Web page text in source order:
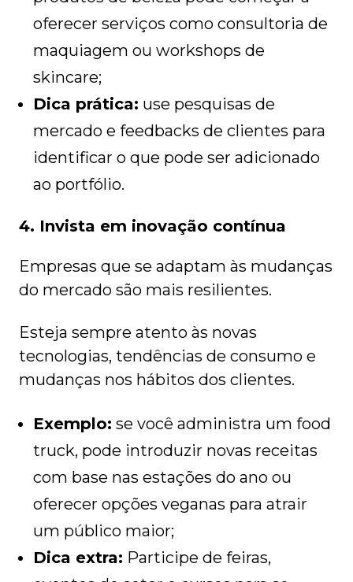
oferecer serviços como consultoria de
maquiagem ou workshops de
skincare;
Dica prática: use pesquisas de
mercado e feedbacks de clientes para
identificar o que pode ser adicionado
ao portfólio.
4. Invista em inovação contínua
Empresas que se adaptam às mudanças
do mercado são mais resilientes.
Esteja sempre atento às novas
tecnologias, tendências de consumo e
mudanças nos hábitos dos clientes.
Exemplo: se você administra um food
truck, pode introduzir novas receitas
com base nas estações do ano ou
oferecer opções veganas para atrair
um público maior;
Dica extra: Participe de feiras,